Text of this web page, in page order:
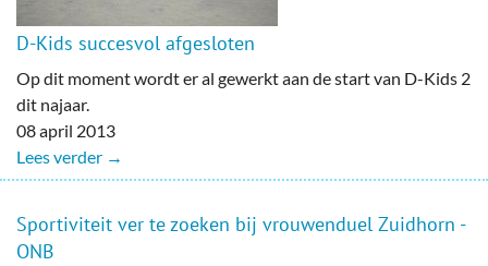
D-Kids succesvol afgesloten
Op dit moment wordt er al gewerkt aan de start van D-Kids 2
dit najaar.
08 april 2013
Lees verder →
Sportiviteit ver te zoeken bij vrouwenduel Zuidhorn -
ONB